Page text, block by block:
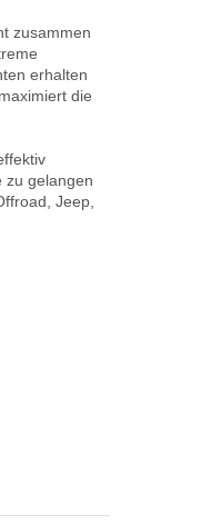
zusammen
erhalten
die
zu gelangen
Jeep,